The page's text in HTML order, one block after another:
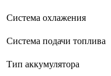
Система охлажения
Система подачи топлива
Тип аккумулятора